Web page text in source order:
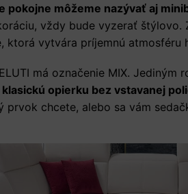
pokojne môžeme nazývať aj
vždy bude vyzerať štýlovo.
ktorá vytvára príjemnú atmosféru
má označenie MIX.
opierku bez vstavanej
chcete, alebo sa vám